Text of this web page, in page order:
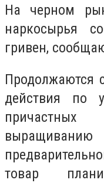
На черном
наркосырья
гривен,
Продолжаются
действия по
товар